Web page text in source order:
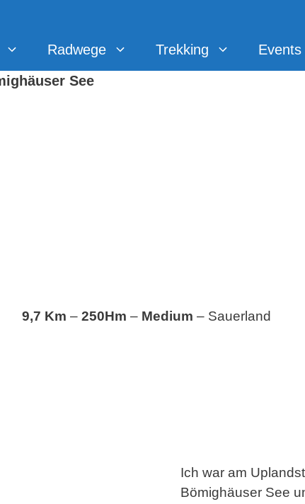
Radwege Trekking Events
See
9,7 Km – 250Hm – Medium – Sauerland
Ich war am
Bömighäuser See